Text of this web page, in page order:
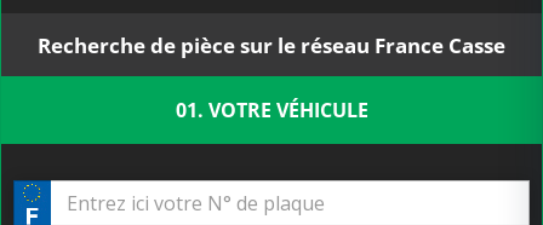
Recherche de pièce sur le réseau France Casse
01. VOTRE VÉHICULE